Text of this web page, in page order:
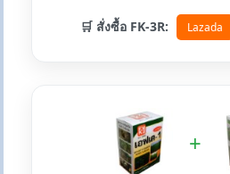
🛒 สั่งซื้อ FK-3R: Lazada
+